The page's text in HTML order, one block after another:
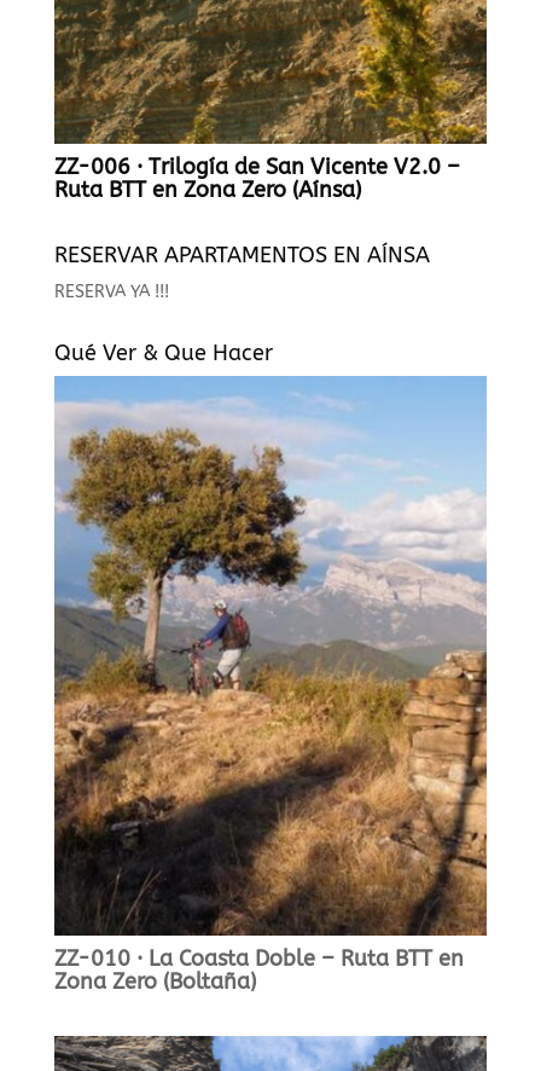
ZZ-006 · Trilogía de San Vicente V2.0 –
Ruta BTT en Zona Zero (Aínsa)
RESERVAR APARTAMENTOS EN AÍNSA
RESERVA YA !!!
Qué Ver & Que Hacer
ZZ-010 · La Coasta Doble – Ruta BTT en
Zona Zero (Boltaña)